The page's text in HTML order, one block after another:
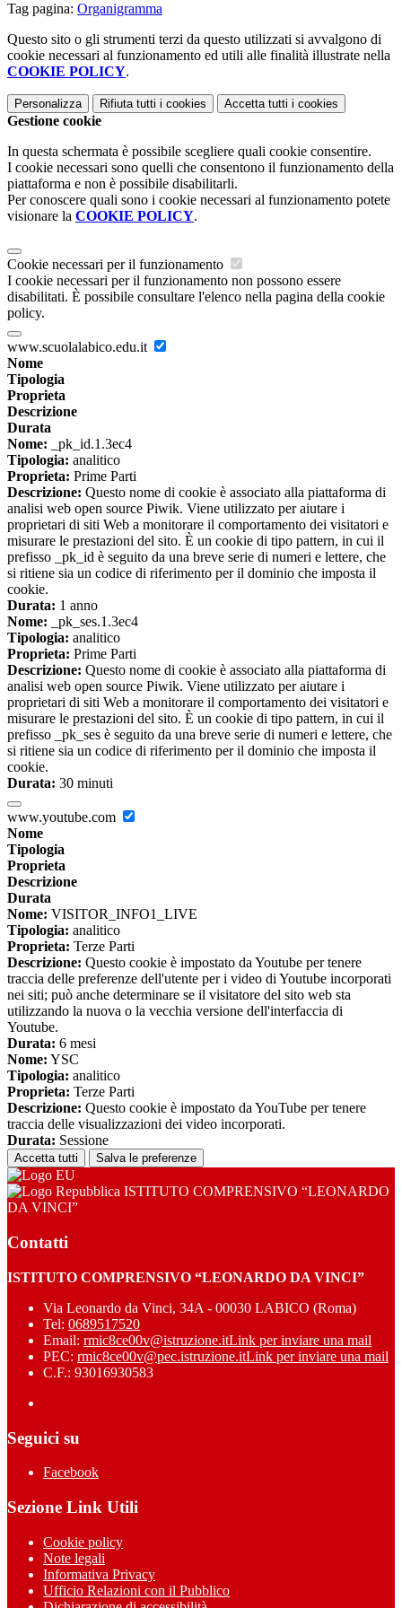
Tag pagina: Organigramma
Questo sito o gli strumenti terzi da questo utilizzati si avvalgono di
cookie necessari al funzionamento ed utili alle finalità illustrate nella
COOKIE POLICY.
Personalizza Rifiuta tutti i cookies Accetta tutti i cookies
Gestione cookie
In questa schermata è possibile scegliere quali cookie consentire.
I cookie necessari sono quelli che consentono il funzionamento della
piattaforma e non è possibile disabilitarli.
Per conoscere quali sono i cookie necessari al funzionamento potete
visionare la COOKIE POLICY.
Cookie necessari per il funzionamento
I cookie necessari per il funzionamento non possono essere
disabilitati. È possibile consultare l'elenco nella pagina della cookie
policy.
www.scuolalabico.edu.it
Nome
Tipologia
Proprieta
Descrizione
Durata
Nome: _pk_id.1.3ec4
Tipologia: analitico
Proprieta: Prime Parti
Descrizione: Questo nome di cookie è associato alla piattaforma di
analisi web open source Piwik. Viene utilizzato per aiutare i
proprietari di siti Web a monitorare il comportamento dei visitatori e
misurare le prestazioni del sito. È un cookie di tipo pattern, in cui il
prefisso _pk_id è seguito da una breve serie di numeri e lettere, che
si ritiene sia un codice di riferimento per il dominio che imposta il
cookie.
Durata: 1 anno
Nome: _pk_ses.1.3ec4
Tipologia: analitico
Proprieta: Prime Parti
Descrizione: Questo nome di cookie è associato alla piattaforma di
analisi web open source Piwik. Viene utilizzato per aiutare i
proprietari di siti Web a monitorare il comportamento dei visitatori e
misurare le prestazioni del sito. È un cookie di tipo pattern, in cui il
prefisso _pk_ses è seguito da una breve serie di numeri e lettere, che
si ritiene sia un codice di riferimento per il dominio che imposta il
cookie.
Durata: 30 minuti
www.youtube.com
Nome
Tipologia
Proprieta
Descrizione
Durata
Nome: VISITOR_INFO1_LIVE
Tipologia: analitico
Proprieta: Terze Parti
Descrizione: Questo cookie è impostato da Youtube per tenere
traccia delle preferenze dell'utente per i video di Youtube incorporati
nei siti; può anche determinare se il visitatore del sito web sta
utilizzando la nuova o la vecchia versione dell'interfaccia di
Youtube.
Durata: 6 mesi
Nome: YSC
Tipologia: analitico
Proprieta: Terze Parti
Descrizione: Questo cookie è impostato da YouTube per tenere
traccia delle visualizzazioni dei video incorporati.
Durata: Sessione
Accetta tutti Salva le preferenze
ISTITUTO COMPRENSIVO “LEONARDO
DA VINCI”
Contatti
ISTITUTO COMPRENSIVO “LEONARDO DA VINCI”
Via Leonardo da Vinci, 34A - 00030 LABICO (Roma)
Tel: 0689517520
Email: rmic8ce00v@istruzione.itLink per inviare una mail
PEC: rmic8ce00v@pec.istruzione.itLink per inviare una mail
C.F.: 93016930583
Seguici su
Facebook
Sezione Link Utili
Cookie policy
Note legali
Informativa Privacy
Ufficio Relazioni con il Pubblico